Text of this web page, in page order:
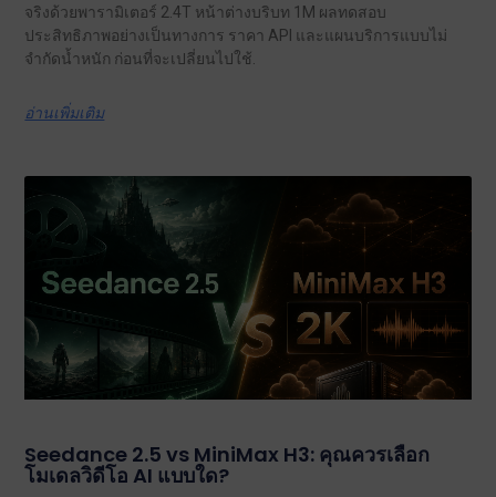
จริงด้วยพารามิเตอร์ 2.4T หน้าต่างบริบท 1M ผลทดสอบ
ประสิทธิภาพอย่างเป็นทางการ ราคา API และแผนบริการแบบไม่
จำกัดน้ำหนัก ก่อนที่จะเปลี่ยนไปใช้.
อ่านเพิ่มเติม
Seedance 2.5 vs MiniMax H3: คุณควรเลือก
โมเดลวิดีโอ AI แบบใด?